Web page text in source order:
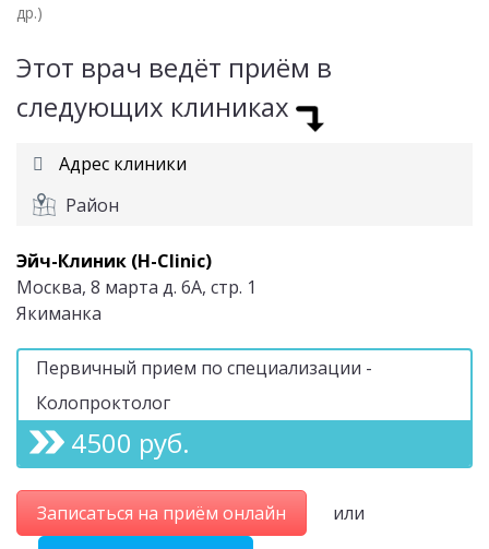
др.)
Этот врач ведёт приём в
следующих клиниках
Адрес клиники
Район
Эйч-Клиник (H-Clinic)
Москва, 8 марта д. 6А, стр. 1
Якиманка
Первичный прием по специализации -
Колопроктолог
4500 руб.
Записаться на приём онлайн
или